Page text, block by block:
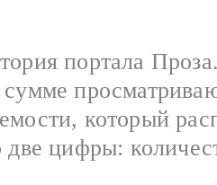
портала
который
две цифры: